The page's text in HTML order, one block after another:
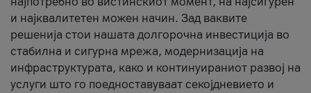
и најквалитетен можен начин. Зад ваквите
решенија стои нашата долгорочна инвестиција во
стабилна и сигурна мрежа, модернизација на
инфраструктурата, како и континуираниот развој на
услуги што го поедноставуваат секојдневието и